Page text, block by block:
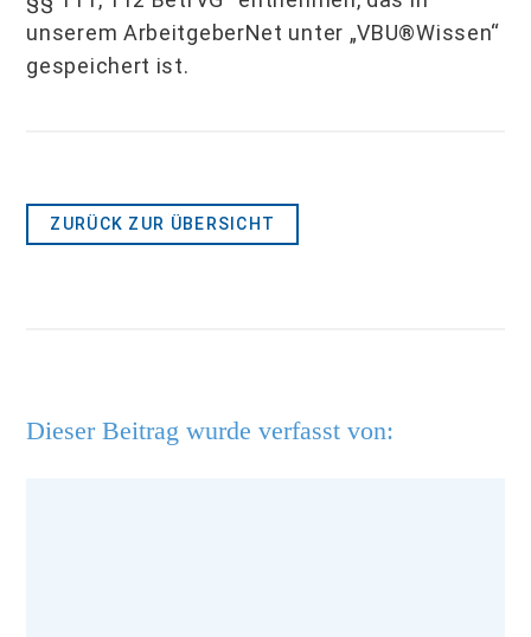
unserem ArbeitgeberNet unter „VBU®Wissen“
gespeichert ist.
ZURÜCK ZUR ÜBERSICHT
Dieser Beitrag wurde verfasst von: